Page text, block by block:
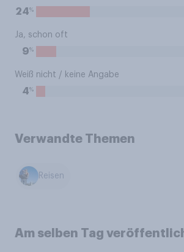
24%
Ja, schon oft
9%
Weiß nicht / keine Angabe
4%
Verwandte Themen
Reisen
Am selben Tag